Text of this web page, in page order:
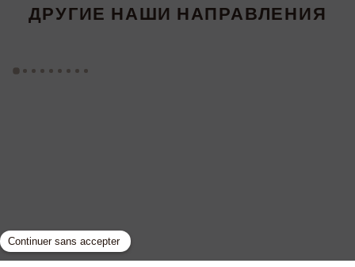
ДРУГИЕ НАШИ НАПРАВЛЕНИЯ